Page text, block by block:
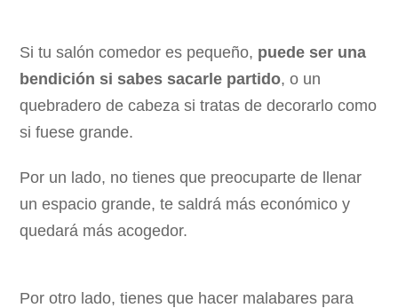
Si tu salón comedor es pequeño, puede ser una
bendición si sabes sacarle partido, o un
quebradero de cabeza si tratas de decorarlo como
si fuese grande.
Por un lado, no tienes que preocuparte de llenar
un espacio grande, te saldrá más económico y
quedará más acogedor.
Por otro lado, tienes que hacer malabares para